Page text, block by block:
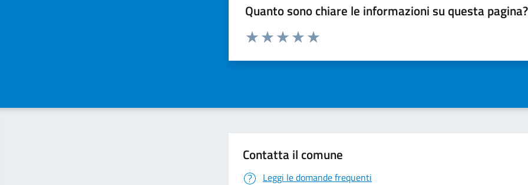
Quanto sono chiare le informazioni su questa pagina?
Valuta da 1 a 5 stelle la pagina
Contatta il comune
Leggi le domande frequenti